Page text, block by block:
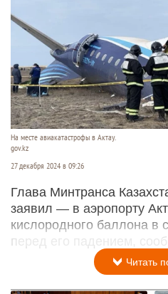
На месте авиакатастрофы в Актау.
gov.kz
27 декабря 2024 в 09:26
Глава Минтранса
заявил — в аэропорту
кислородного баллона в
перед его падением,
Читать